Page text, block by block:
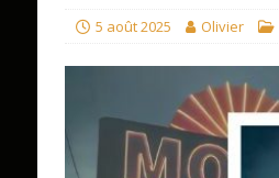
5 août 2025 Olivier